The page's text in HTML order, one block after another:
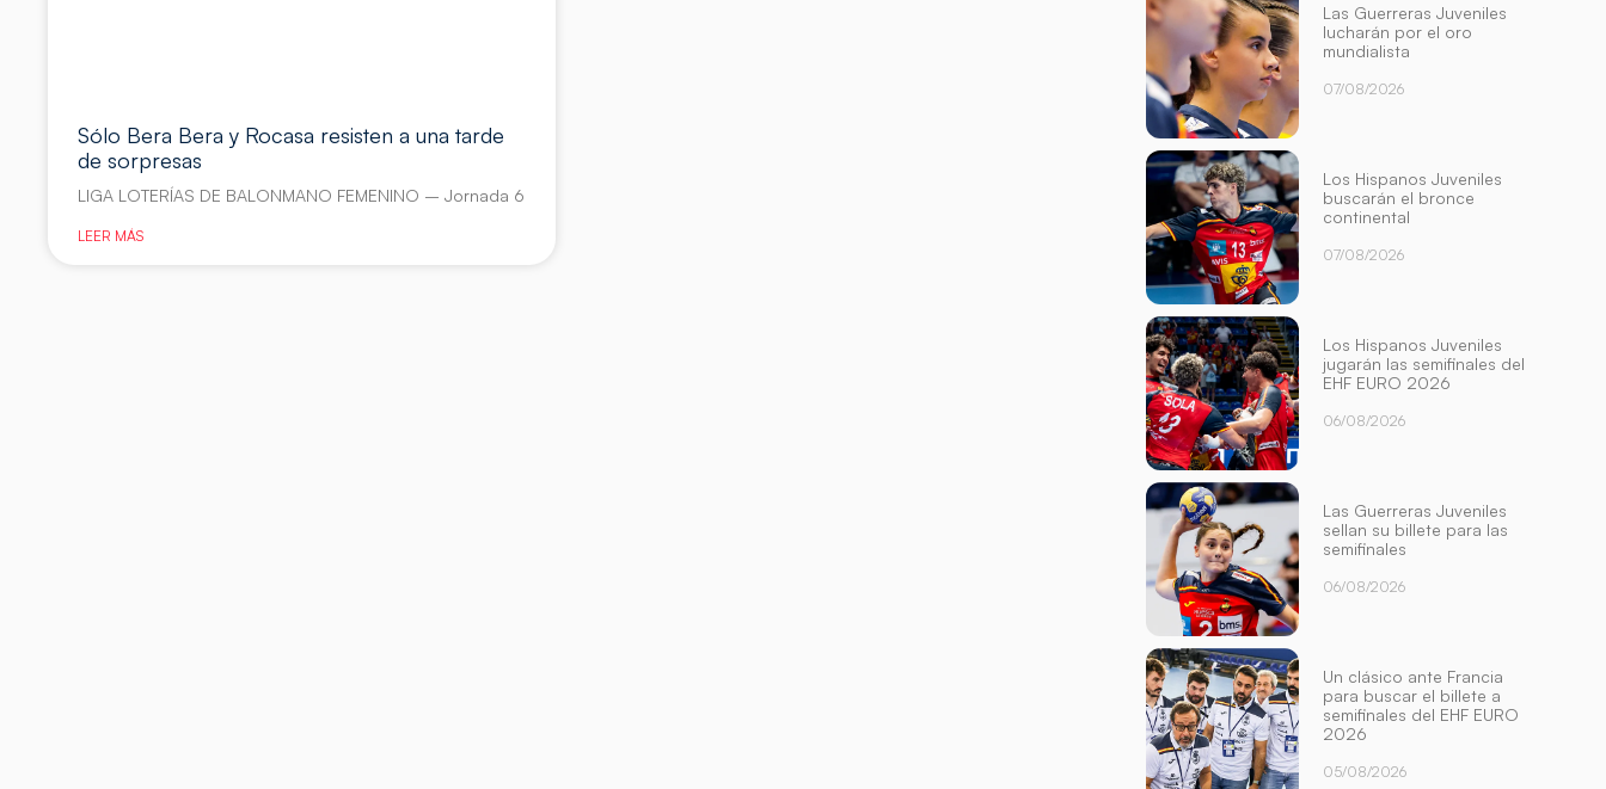
Sólo Bera Bera y Rocasa resisten a una tarde
de sorpresas
LIGA LOTERÍAS DE BALONMANO FEMENINO – Jornada 6
LEER MÁS
Las Guerreras Juveniles
lucharán por el oro
mundialista
07/08/2026
Los Hispanos Juveniles
buscarán el bronce
continental
07/08/2026
Los Hispanos Juveniles
jugarán las semifinales del
EHF EURO 2026
06/08/2026
Las Guerreras Juveniles
sellan su billete para las
semifinales
06/08/2026
Un clásico ante Francia
para buscar el billete a
semifinales del EHF EURO
2026
05/08/2026